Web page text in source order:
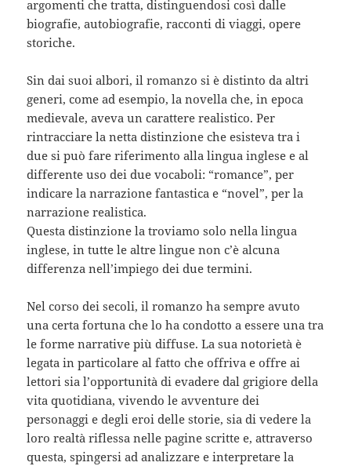
argomenti che tratta, distinguendosi così dalle
biografie, autobiografie, racconti di viaggi, opere
storiche.
Sin dai suoi albori, il romanzo si è distinto da altri
generi, come ad esempio, la novella che, in epoca
medievale, aveva un carattere realistico. Per
rintracciare la netta distinzione che esisteva tra i
due si può fare riferimento alla lingua inglese e al
differente uso dei due vocaboli: “romance”, per
indicare la narrazione fantastica e “novel”, per la
narrazione realistica.
Questa distinzione la troviamo solo nella lingua
inglese, in tutte le altre lingue non c’è alcuna
differenza nell’impiego dei due termini.
Nel corso dei secoli, il romanzo ha sempre avuto
una certa fortuna che lo ha condotto a essere una tra
le forme narrative più diffuse. La sua notorietà è
legata in particolare al fatto che offriva e offre ai
lettori sia l’opportunità di evadere dal grigiore della
vita quotidiana, vivendo le avventure dei
personaggi e degli eroi delle storie, sia di vedere la
loro realtà riflessa nelle pagine scritte e, attraverso
questa, spingersi ad analizzare e interpretare la